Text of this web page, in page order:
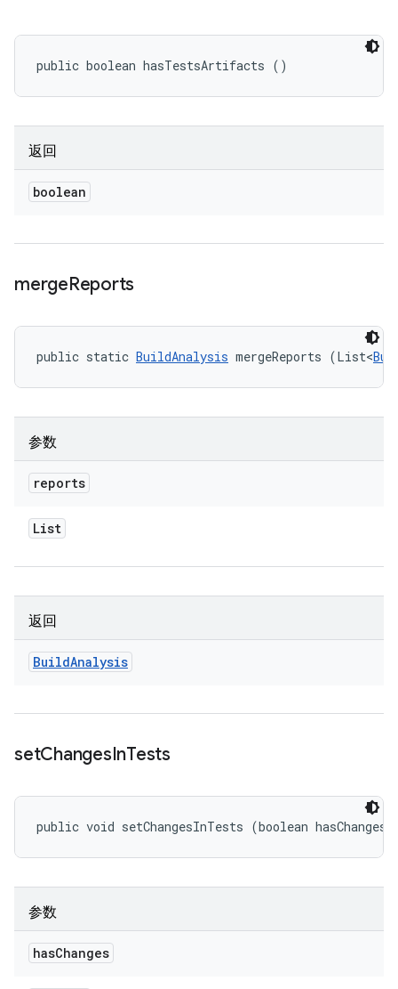
public boolean hasTestsArtifacts ()
返回
boolean
mergeReports
public static BuildAnalysis mergeReports (List<
参数
reports
List
返回
BuildAnalysis
setChangesInTests
public void setChangesInTests (boolean hasChanges)
参数
hasChanges